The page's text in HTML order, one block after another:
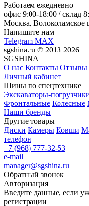
Работаем ежедневно
офис 9:00-18:00 / склад
Москва, Волоколамское
Напишите нам
Telegram MAX
sgshina.ru © 2013-2026
SGSHINA
О нас Контакты Отзывы
Личный кабинет
Шины по спецтехнике
Экскаваторы-погрузчики
Фронтальные Колесные
Наши бренды
Другие товары
Диски Камеры Ковши
телефон
+7 (968) 777-32-53
e-mail
manager@sgshina.ru
Обратный звонок
Авторизация
Введите данные, если
регистрации